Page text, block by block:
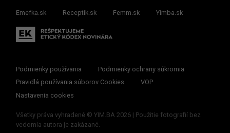
Emefka.sk Receptik.sk Femm.sk Yimba.sk
Podmienky používania
Podmienky ochrany súkromia
Pravidlá používania súborov Cookies
VOP
Nastavenia cookies
Všetky práva vyhradené © YIM.BA 2026 | Použitie fotografií bez
vedomia autora je zakázané.